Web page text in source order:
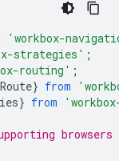
'workbox-
strategies' ;
routing' ;
} from
} from
browsers